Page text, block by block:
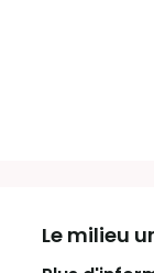
Le milieu